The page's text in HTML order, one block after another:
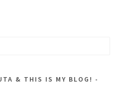
& THIS IS MY BLOG!